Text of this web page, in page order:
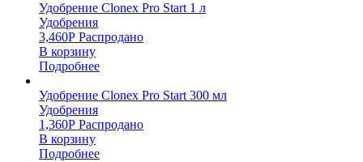
Удобрение Clonex Pro Start 1 л
Удобрения
3,460Р Распродано
В корзину
Подробнее
Удобрение Clonex Pro Start 300 мл
Удобрения
1,360Р Распродано
В корзину
Подробнее